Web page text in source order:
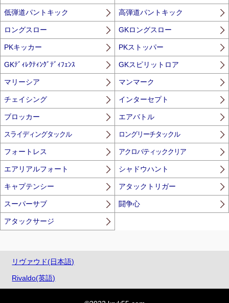
低弾道パントキック 高弾道パントキック
ロングスロー GKロングスロー
PKキッカー PKストッパー
GKﾃﾞｨﾚｸﾃｨﾝｸﾞﾃﾞｨﾌｪﾝｽ GKスピリットロア
マリーシア マンマーク
チェイシング インターセプト
ブロッカー エアバトル
スライディングタックル ロングリーチタックル
フォートレス アクロバティッククリア
エアリアルフォート シャドウハント
キャプテンシー アタックトリガー
スーパーサブ 闘争心
アタックサージ
リヴァウド(日本語)
Rivaldo(英語)